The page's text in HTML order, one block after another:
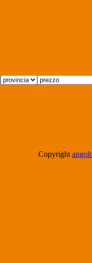
Copyright